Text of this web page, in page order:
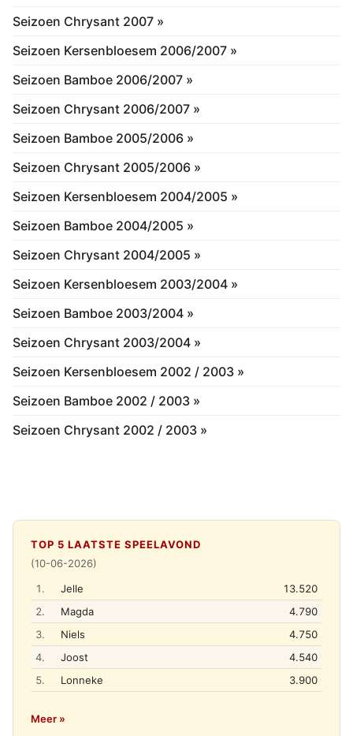
Seizoen Chrysant 2007 »
Seizoen Kersenbloesem 2006/2007 »
Seizoen Bamboe 2006/2007 »
Seizoen Chrysant 2006/2007 »
Seizoen Bamboe 2005/2006 »
Seizoen Chrysant 2005/2006 »
Seizoen Kersenbloesem 2004/2005 »
Seizoen Bamboe 2004/2005 »
Seizoen Chrysant 2004/2005 »
Seizoen Kersenbloesem 2003/2004 »
Seizoen Bamboe 2003/2004 »
Seizoen Chrysant 2003/2004 »
Seizoen Kersenbloesem 2002 / 2003 »
Seizoen Bamboe 2002 / 2003 »
Seizoen Chrysant 2002 / 2003 »
TOP 5 LAATSTE SPEELAVOND
(10-06-2026)
1.
Jelle
13.520
2.
Magda
4.790
3.
Niels
4.750
4.
Joost
4.540
5.
Lonneke 3.900
Meer »